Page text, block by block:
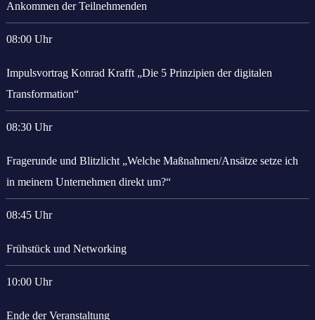
Ankommen der Teilnehmenden
08:00 Uhr
Impulsvortrag Konrad Krafft „Die 5 Prinzipien der digitalen
Transformation“
08:30 Uhr
Fragerunde und Blitzlicht „Welche Maßnahmen/Ansätze setze ich
in meinem Unternehmen direkt um?“
08:45 Uhr
Frühstück und Networking
10:00 Uhr
Ende der Veranstaltung